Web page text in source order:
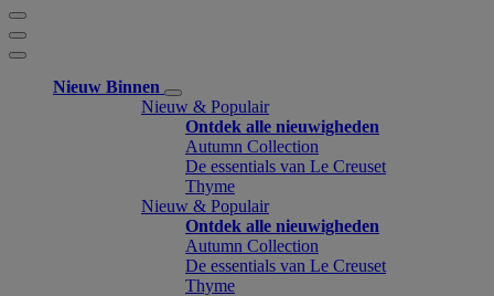
Nieuw Binnen
Nieuw & Populair
Ontdek alle nieuwigheden
Autumn Collection
De essentials van Le Creuset
Thyme
Nieuw & Populair
Ontdek alle nieuwigheden
Autumn Collection
De essentials van Le Creuset
Thyme